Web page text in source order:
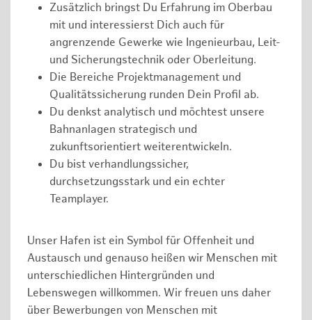
Zusätzlich bringst Du Erfahrung im Oberbau
mit und interessierst Dich auch für
angrenzende Gewerke wie Ingenieurbau, Leit-
und Sicherungstechnik oder Oberleitung.
Die Bereiche Projektmanagement und
Qualitätssicherung runden Dein Profil ab.
Du denkst analytisch und möchtest unsere
Bahnanlagen strategisch und
zukunftsorientiert weiterentwickeln.
Du bist verhandlungssicher,
durchsetzungsstark und ein echter
Teamplayer.
Unser Hafen ist ein Symbol für Offenheit und
Austausch und genauso heißen wir Menschen mit
unterschiedlichen Hintergründen und
Lebenswegen willkommen. Wir freuen uns daher
über Bewerbungen von Menschen mit